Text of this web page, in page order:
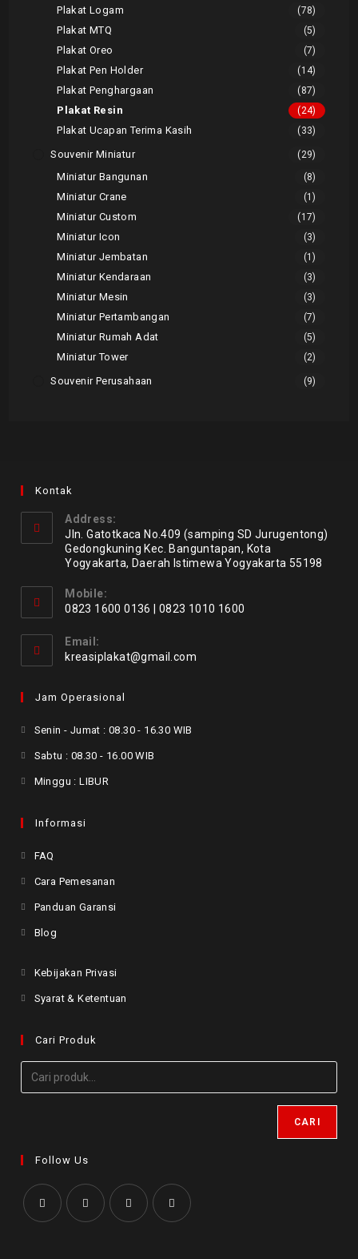
Plakat Logam (78)
Plakat MTQ (5)
Plakat Oreo (7)
Plakat Pen Holder (14)
Plakat Penghargaan (87)
Plakat Resin (24)
Plakat Ucapan Terima Kasih (33)
Souvenir Miniatur (29)
Miniatur Bangunan (8)
Miniatur Crane (1)
Miniatur Custom (17)
Miniatur Icon (3)
Miniatur Jembatan (1)
Miniatur Kendaraan (3)
Miniatur Mesin (3)
Miniatur Pertambangan (7)
Miniatur Rumah Adat (5)
Miniatur Tower (2)
Souvenir Perusahaan (9)
Kontak
Address:
Jln. Gatotkaca No.409 (samping SD Jurugentong)
Gedongkuning Kec. Banguntapan, Kota
Yogyakarta, Daerah Istimewa Yogyakarta 55198
Mobile:
0823 1600 0136 | 0823 1010 1600
Email:
kreasiplakat@gmail.com
Jam Operasional
Senin - Jumat : 08.30 - 16.30 WIB
Sabtu : 08.30 - 16.00 WIB
Minggu : LIBUR
Informasi
FAQ
Cara Pemesanan
Panduan Garansi
Blog
Kebijakan Privasi
Syarat & Ketentuan
Cari Produk
CARI
Follow Us